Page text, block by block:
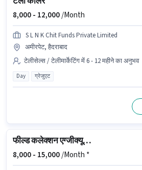
8,000 - 12,000/Month
S L N K Chit Funds Private Limited
अमीरपेट, हैदराबाद
टेलीसेल्स / टेलीमार्केटिंग में 6 - 12 महीने का अनुभव
Day ग्रेजुएट
फील्ड कलेक्शन एग्जीक्यूटिव
8,000 - 15,000/Month *